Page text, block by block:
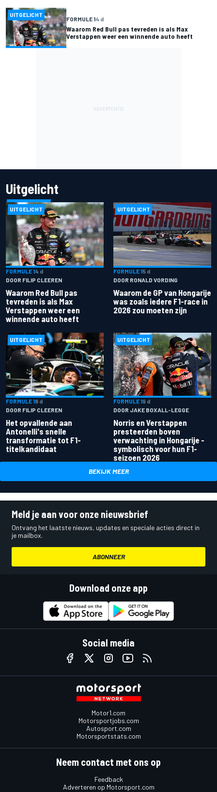
UITGELICHT
FORMULE 14 d
Waarom Red Bull pas tevreden is als Max
Verstappen weer een winnende auto heeft
Uitgelicht
UITGELICHT
FORMULE 14 d
DOOR FILIP CLEEREN
Waarom Red Bull pas
tevreden is als Max
Verstappen weer een
winnende auto heeft
UITGELICHT
FORMULE 15 d
DOOR RONALD VORDING
Waarom de GP van Hongarije
was zoals iedere F1-race in
2026 zou moeten zijn
UITGELICHT
FORMULE 18 d
DOOR FILIP CLEEREN
Het opvallende aan
Antonelli's snelle
transformatie tot F1-
titelkandidaat
UITGELICHT
FORMULE 19 d
DOOR JAKE BOXALL-LEGGE
Norris en Verstappen
presteerden boven
verwachting in Hongarije -
symbolisch voor hun F1-
seizoen 2026
BEKIJK MEER
Meld je aan voor onze nieuwsbrief
Ontvang het laatste nieuws, updates en speciale acties direct in
je mailbox.
ABONNEER
Download onze app
Social media
Motor1.com
Motorsportjobs.com
Autosport.com
Motorsportstats.com
Neem contact met ons op
Feedback
Adverteren op Motorsport.com